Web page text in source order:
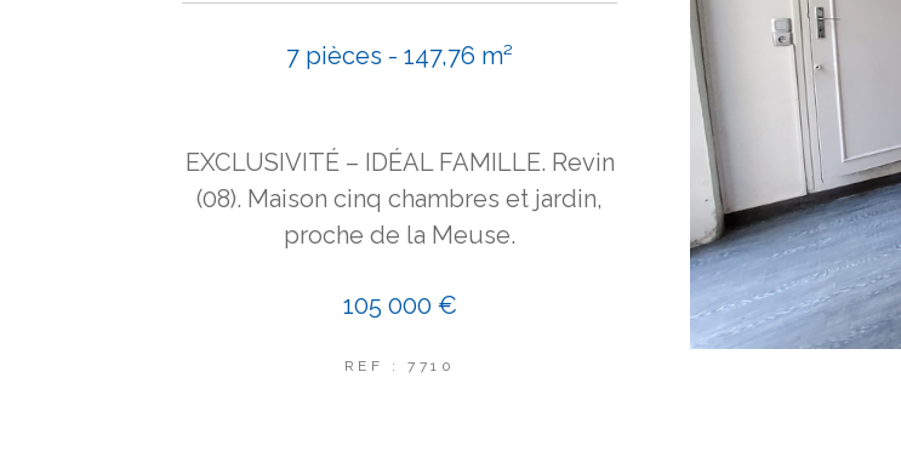
7 pièces - 147,76 m²
EXCLUSIVITÉ – IDÉAL FAMILLE. Revin
(08). Maison cinq chambres et jardin,
proche de la Meuse.
105 000 €
REF : 7710